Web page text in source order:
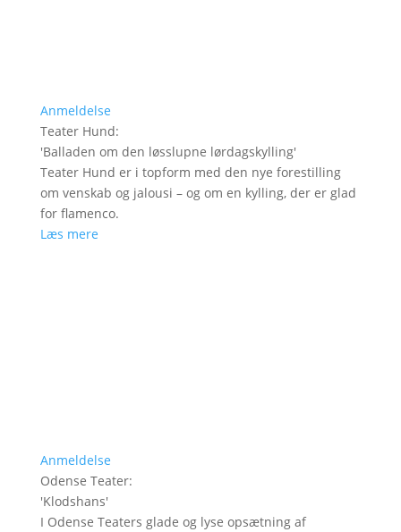
Anmeldelse
Teater Hund:
'Balladen om den løsslupne lørdagskylling'
Teater Hund er i topform med den nye forestilling
om venskab og jalousi – og om en kylling, der er glad
for flamenco.
Læs mere
Anmeldelse
Odense Teater:
'Klodshans'
I Odense Teaters glade og lyse opsætning af